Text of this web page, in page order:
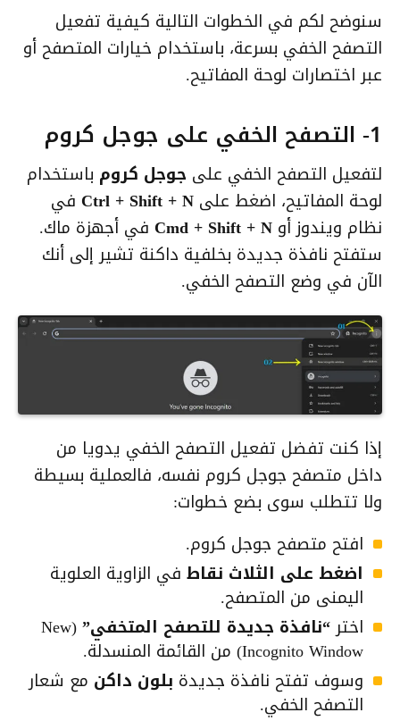
سنوضح لكم في الخطوات التالية كيفية تفعيل
التصفح الخفي بسرعة، باستخدام خيارات المتصفح أو
عبر اختصارات لوحة المفاتيح.
1- التصفح الخفي على جوجل كروم
لتفعيل التصفح الخفي على جوجل كروم باستخدام
لوحة المفاتيح، اضغط على Ctrl + Shift + N في
نظام ويندوز أو Cmd + Shift + N في أجهزة ماك.
ستفتح نافذة جديدة بخلفية داكنة تشير إلى أنك
الآن في وضع التصفح الخفي.
إذا كنت تفضل تفعيل التصفح الخفي يدويا من
داخل متصفح جوجل كروم نفسه، فالعملية بسيطة
ولا تتطلب سوى بضع خطوات:
افتح متصفح جوجل كروم.
اضغط على الثلاث نقاط في الزاوية العلوية
اليمنى من المتصفح.
اختر“نافذة جديدة للتصفح المتخفي” (New
Incognito Window) من القائمة المنسدلة.
وسوف تفتح نافذة جديدة بلون داكن مع شعار
التصفح الخفي.